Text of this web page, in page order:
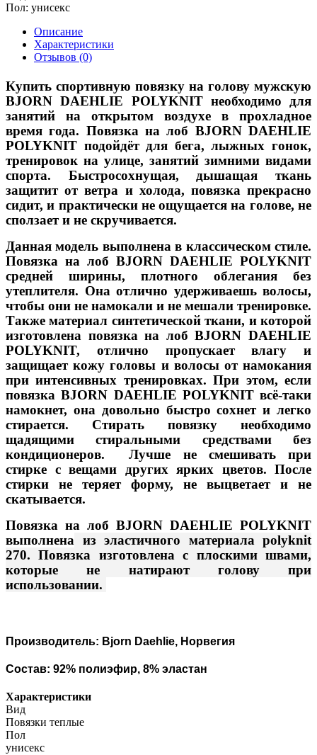
Пол: унисекс
Описание
Характеристики
Отзывов (0)
Купить спортивную повязку на голову мужскую
BJORN DAEHLIE POLYKNIT необходимо для
занятий на открытом воздухе в прохладное
время года. Повязка на лоб BJORN DAEHLIE
POLYKNIT подойдёт для бега, лыжных гонок,
тренировок на улице, занятий зимними видами
спорта. Быстросохнущая, дышащая ткань
защитит от ветра и холода, повязка прекрасно
сидит, и практически не ощущается на голове, не
сползает и не скручивается.
Данная модель выполнена в классическом стиле.
Повязка на лоб BJORN DAEHLIE POLYKNIT
средней ширины, плотного облегания без
утеплителя. Она отлично удерживаешь волосы,
чтобы они не намокали и не мешали тренировке.
Также материал синтетической ткани, и которой
изготовлена повязка на лоб BJORN DAEHLIE
POLYKNIT, отлично пропускает влагу и
защищает кожу головы и волосы от намокания
при интенсивных тренировках. При этом, если
повязка BJORN DAEHLIE POLYKNIT всё-таки
намокнет, она довольно быстро сохнет и легко
стирается. Стирать повязку необходимо
щадящими стиральными средствами без
кондиционеров. Лучше не смешивать при
стирке с вещами других ярких цветов. После
стирки не теряет форму, не выцветает и не
скатывается.
Повязка на лоб BJORN DAEHLIE POLYKNIT
выполнена из эластичного материала polyknit
270. Повязка изготовлена с плоскими швами,
которые не натирают голову при
использовании.
Производитель: Bjorn Daehlie, Норвегия
Состав: 92% полиэфир, 8% эластан
Характеристики
Вид
Повязки теплые
Пол
унисекс